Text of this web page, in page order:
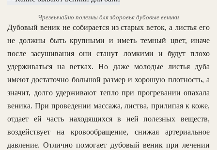
Чрезвычайно полезны для здоровья дубовые веники
Дубовый веник не собирается из старых веток, а листья его
не должны быть крупными и иметь темный цвет, иначе
после засушивания они станут ломкими и будут плохо
удерживаться на ветках. Но даже молодые листья дуба
имеют достаточно большой размер и хорошую плотность, а
значит, долго удерживают тепло при прогревании опахала
веника. При проведении массажа, листва, прилипая к коже,
отдает ей часть находящихся в ней полезных веществ,
воздействует на кровообращение, снижая артериальное
давление. Отлично помогает дубовый веник при лечении